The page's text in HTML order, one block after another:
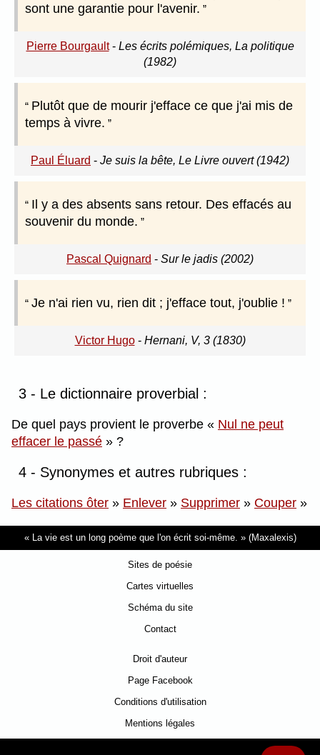
sont une garantie pour l'avenir.
Pierre Bourgault- Les écrits polémiques, La politique
(1982)
Plutôt que de mourir j'efface ce que j'ai mis de
temps à vivre.
Paul Éluard - Je suis la bête, Le Livre ouvert (1942)
Il y a des absents sans retour. Des effacés au
souvenir du monde.
Pascal Quignard - Sur le jadis (2002)
Je n'ai rien vu, rien dit ; j'efface tout, j'oublie !
Victor Hugo- Hernani, V, 3 (1830)
3 - Le dictionnaire proverbial :
De quel pays provient le proverbe
Nul ne peut
effacer le passé
?
4 - Synonymes et autres rubriques :
Les citations ôter » Enlever » Supprimer » Couper »
La vie est un long poème que l'on écrit soi-même. (Maxalexis)
Sites de poésie
Cartes virtuelles
Schéma du site
Contact
Droit d'auteur
Page Facebook
Conditions d'utilisation
Mentions légales